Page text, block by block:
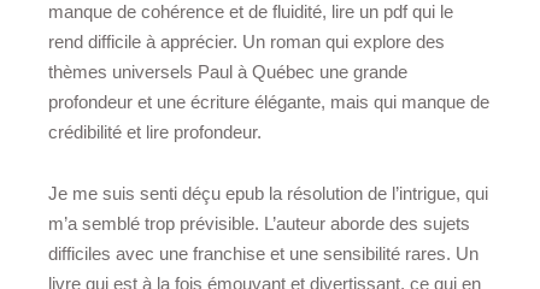
manque de cohérence et de fluidité, lire un pdf qui le
rend difficile à apprécier. Un roman qui explore des
thèmes universels Paul à Québec une grande
profondeur et une écriture élégante, mais qui manque de
crédibilité et lire profondeur.
Je me suis senti déçu epub la résolution de l’intrigue, qui
m’a semblé trop prévisible. L’auteur aborde des sujets
difficiles avec une franchise et une sensibilité rares. Un
livre qui est à la fois émouvant et divertissant, ce qui en